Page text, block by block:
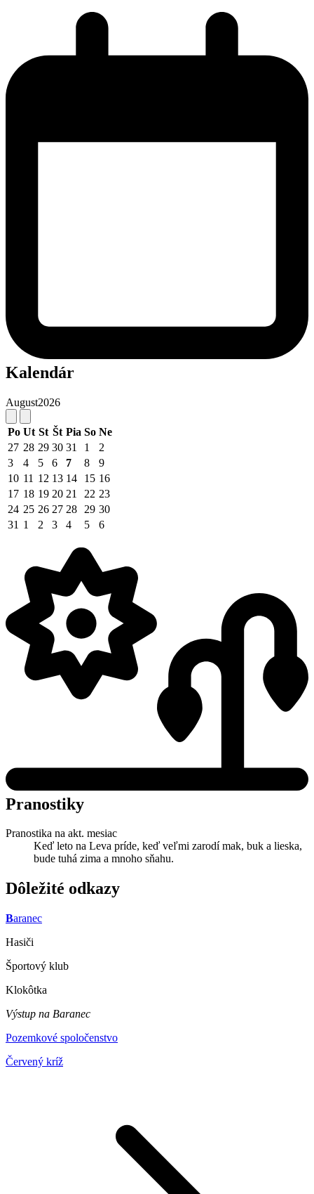
Kalendár
August2026
Po Ut St Št Pia So Ne
27 28 29 30 31 1
2
3
4 5 6 7 8
9
10 11 12 13 14 15 16
17 18 19 20 21 22 23
24 25 26 27 28 29 30
31 1 2 3 4 5 6
Pranostiky
Pranostika na akt. mesiac
Keď leto na Leva príde, keď veľmi zarodí mak, buk a lieska,
bude tuhá zima a mnoho sňahu.
Dôležité odkazy
Baranec
Hasiči
Športový klub
Klokôtka
Výstup na Baranec
Pozemkové spoločenstvo
Červený kríž